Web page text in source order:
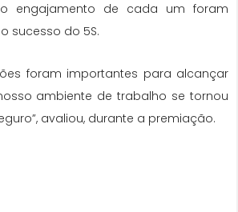
engajamento de cada um foram
sucesso do 5S.
foram importantes para alcançar
ambiente de trabalho se tornou
avaliou, durante a premiação.